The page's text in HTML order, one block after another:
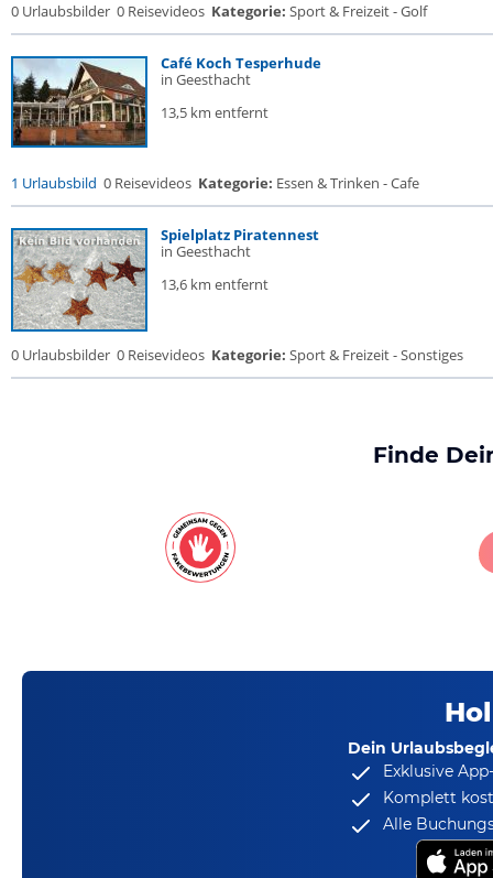
0 Urlaubsbilder 0 Reisevideos Kategorie: Sport & Freizeit - Golf
Café Koch Tesperhude
in Geesthacht
13,5 km entfernt
1 Urlaubsbild 0 Reisevideos Kategorie: Essen & Trinken - Cafe
Spielplatz Piratennest
in Geesthacht
13,6 km entfernt
0 Urlaubsbilder 0 Reisevideos Kategorie: Sport & Freizeit - Sonstiges
Finde
Dein
Exklusive
Komplett
Alle